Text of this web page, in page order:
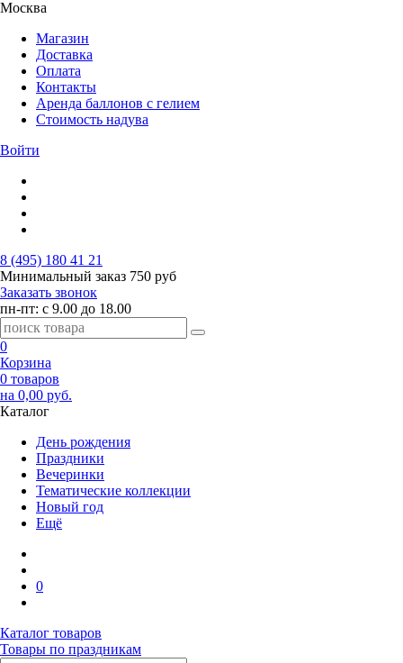
Москва
Магазин
Доставка
Оплата
Контакты
Аренда баллонов с гелием
Стоимость надува
Войти
8 (495) 180 41 21
Минимальный заказ 750 руб
Заказать звонок
пн-пт: с 9.00 до 18.00
0
Корзина
0 товаров
на 0,00 руб.
Каталог
День рождения
Праздники
Вечеринки
Тематические коллекции
Новый год
Ещё
0
Каталог товаров
Товары по праздникам